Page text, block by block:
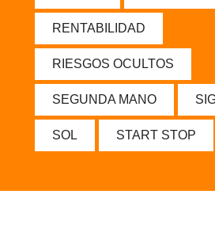
RENTABILIDAD
RIESGOS OCULTOS
SEGUNDA MANO
SOL START STOP